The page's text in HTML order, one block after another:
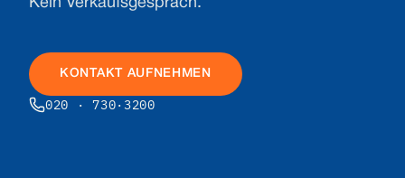
KONTAKT AUFNEHMEN
020 · 730·3200